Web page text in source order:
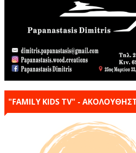
"FAMILY KIDS TV" -